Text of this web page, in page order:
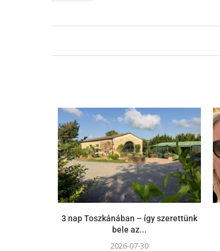
3 nap Toszkánában – így szerettünk
bele az...
2026-07-30